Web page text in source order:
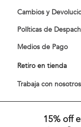
Cambios y
Políticas de
Medios de Pago
Retiro en tienda
Trabaja con nosotros
15% off